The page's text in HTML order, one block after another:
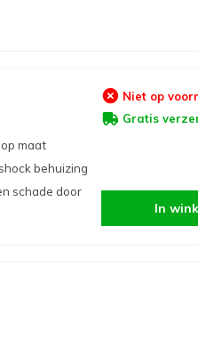
maat
behuizing
schade door
Niet op
Gratis
In